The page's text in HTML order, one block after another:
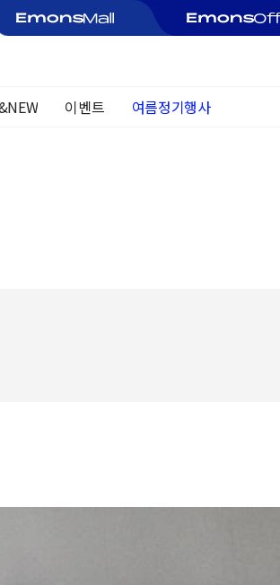
이벤트
~30%